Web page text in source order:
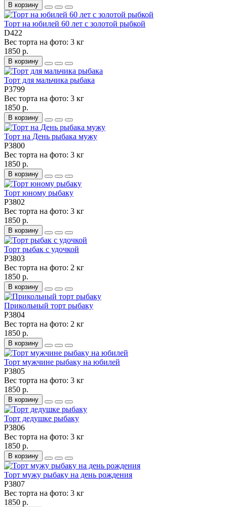
В корзину
Торт на юбилей 60 лет с золотой рыбкой
D422
Вес торта на фото: 3 кг
1850 р.
В корзину
Торт для мальчика рыбака
P3799
Вес торта на фото: 3 кг
1850 р.
В корзину
Торт на День рыбака мужу
P3800
Вес торта на фото: 3 кг
1850 р.
В корзину
Торт юному рыбаку
P3802
Вес торта на фото: 3 кг
1850 р.
В корзину
Торт рыбак с удочкой
P3803
Вес торта на фото: 2 кг
1850 р.
В корзину
Прикольный торт рыбаку
P3804
Вес торта на фото: 2 кг
1850 р.
В корзину
Торт мужчине рыбаку на юбилей
P3805
Вес торта на фото: 3 кг
1850 р.
В корзину
Торт дедушке рыбаку
P3806
Вес торта на фото: 3 кг
1850 р.
В корзину
Торт мужу рыбаку на день рождения
P3807
Вес торта на фото: 3 кг
1850 р.